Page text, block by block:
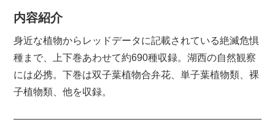
内容紹介
身近な植物からレッドデータに記載されている絶滅危惧
種まで、上下巻あわせて約690種収録。湖西の自然観察
には必携。下巻は双子葉植物合弁花、単子葉植物類、裸
子植物類、他を収録。